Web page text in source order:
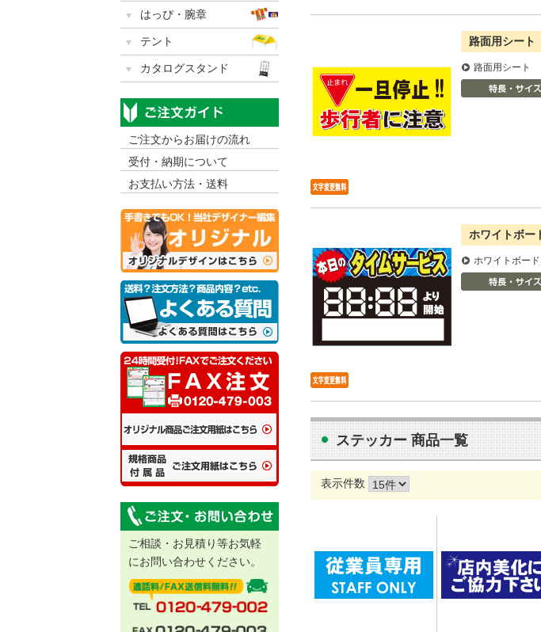
路面用シート
路面用シート
ホワイトボー
ホワイトボード
ステッカー 商品一覧
表示件数
はっぴ・腕章
テント
カタログスタンド
ご注文からお届けの流れ
受付・納期について
お支払い方法・送料
ご相談・お見積り等お気軽
にお問い合わせください。